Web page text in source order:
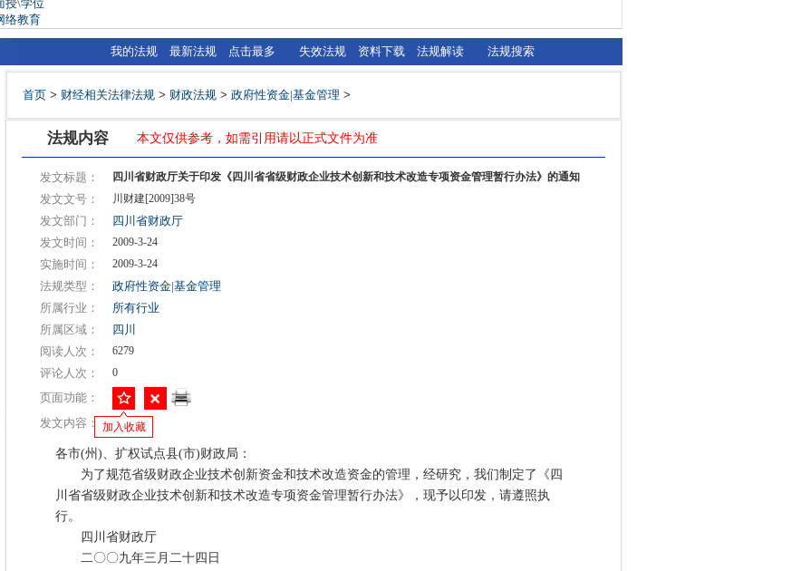
授\学位
络教育
我的法规 最新法规 点击最多 失效法规 资料下载 法规解读 法规搜索
首页 > 财经相关法律法规 > 财政法规 > 政府性资金|基金管理 >
法规内容 本文仅供参考，如需引用请以正式文件为准
发文标题： 四川省财政厅关于印发《四川省省级财政企业技术创新和技术改造专项资金管理暂行办法》的通知
发文文号： 川财建[2009]38号
发文部门：
四川省财政厅
发文时间：
2009-3-24
实施时间： 2009-3-24
法规类型：
政府性资金|基金管理
所属行业：
所有行业
所属区域：
四川
阅读人次：
6279
评论人次： 0
页面功能：
加入收藏
发文内容：
各市(州)、扩权试点县(市)财政局：
为了规范省级财政企业技术创新资金和技术改造资金的管理，经研究，我们制定了《四
川省省级财政企业技术创新和技术改造专项资金管理暂行办法》，现予以印发，请遵照执
行。
四川省财政厅
二〇〇九年三月二十四日